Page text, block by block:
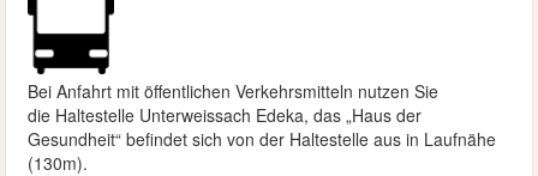
Bei Anfahrt mit öffentlichen Verkehrsmitteln nutzen Sie
die Haltestelle Unterweissach Edeka, das „Haus der
Gesundheit“ befindet sich von der Haltestelle aus in Laufnähe
(130m).